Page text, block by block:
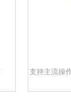
支持主流操